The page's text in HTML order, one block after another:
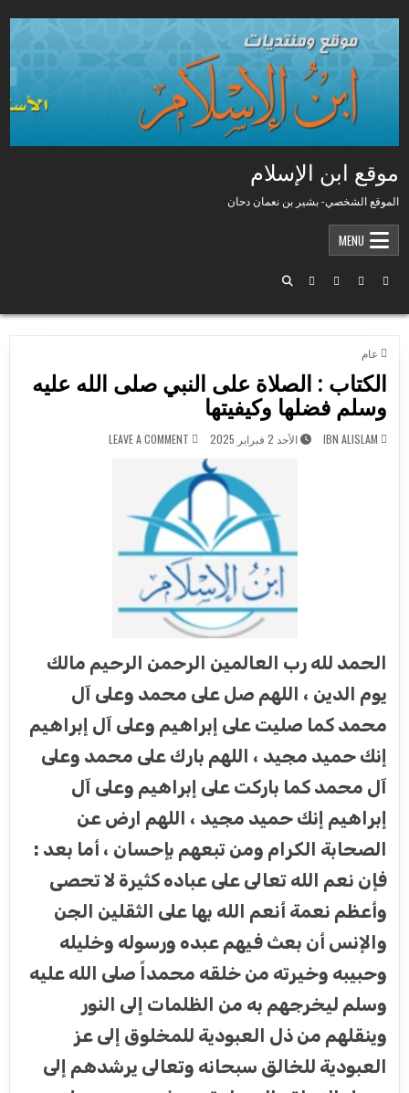
موقع ابن الإسلام
الموقع الشخصي- بشير بن نعمان دحان
MENU
POSTED IN
عام
الكتاب : الصلاة على النبي صلى الله عليه
وسلم فضلها وكيفيتها
IBN ALISLAM الأحد 2 فبراير 2025 LEAVE A COMMENTON الكتاب : الصلاة على النبي صلى الله عليه وسلم فضلها وكيفيتها
الحمد لله رب العالمين الرحمن الرحيم مالك
يوم الدين ، اللهم صل على محمد وعلى آل
محمد كما صليت على إبراهيم وعلى آل إبراهيم
إنك حميد مجيد ، اللهم بارك على محمد وعلى
آل محمد كما باركت على إبراهيم وعلى آل
إبراهيم إنك حميد مجيد ، اللهم ارض عن
الصحابة الكرام ومن تبعهم بإحسان ، أما بعد :
فإن نعم الله تعالى على عباده كثيرة لا تحصى
وأعظم نعمة أنعم الله بها على الثقلين الجن
والإنس أن بعث فيهم عبده ورسوله وخليله
وحبيبه وخيرته من خلقه محمداً صلى الله عليه
وسلم ليخرجهم به من الظلمات إلى النور
وينقلهم من ذل العبودية للمخلوق إلى عز
العبودية للخالق سبحانه وتعالى يرشدهم إلى